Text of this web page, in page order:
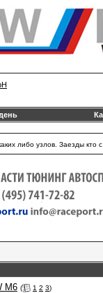
либо узлов. Заезды кто
M6 ( 1 2 3)